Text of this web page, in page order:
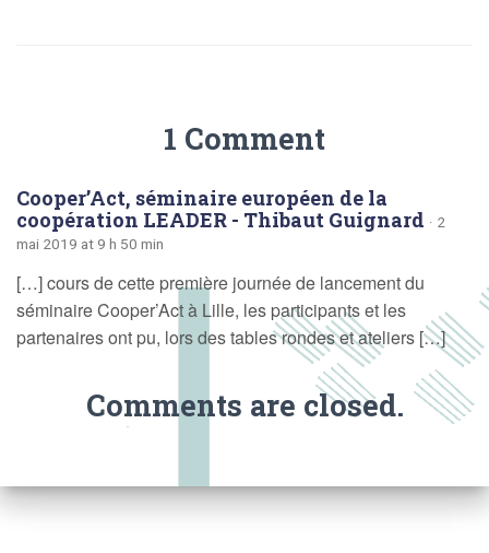
1 Comment
Cooper’Act, séminaire européen de la
coopération LEADER - Thibaut Guignard · 2
mai 2019 at 9 h 50 min
[…] cours de cette première journée de lancement du
séminaire Cooper’Act à Lille, les participants et les
partenaires ont pu, lors des tables rondes et ateliers […]
Comments are closed.